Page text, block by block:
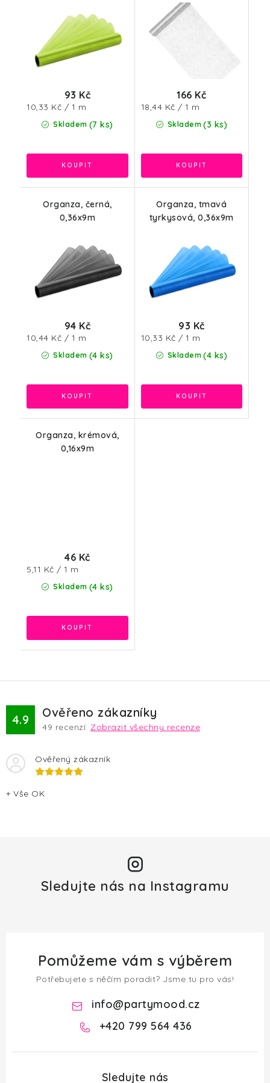
Skladem (7 ks)
93 Kč
Měrná
cena:
10,33 Kč / 1 m
Skladem (3 ks)
166 Kč
Měrná
cena:
18,44 Kč / 1 m
Organza, černá,
0,36x9m
Skladem (4 ks)
94 Kč
Měrná
cena:
10,44 Kč / 1 m
Organza, tmavá
tyrkysová, 0,36x9m
Skladem (4 ks)
93 Kč
Měrná
cena:
10,33 Kč / 1 m
Organza, krémová,
0,16x9m
Skladem (4 ks)
46 Kč
Měrná
cena:
5,11 Kč / 1 m
4.9 Ověřeno zákazníky
49 recenzí. Zobrazit všechny recenze
Ověřený zákazník
+ Vše OK
Sledujte nás na Instagramu
Pomůžeme vám s výběrem
Potřebujete s něčím poradit? Jsme tu pro vás!
info@partymood.cz
+420 799 564 436